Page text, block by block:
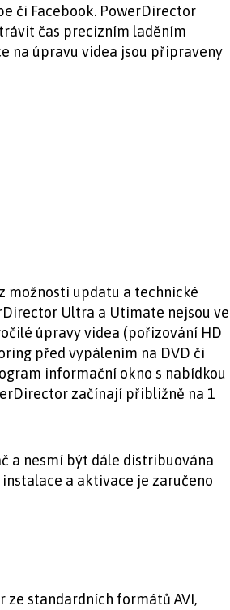
či Facebook. PowerDirector
čas precizním laděním
na úpravu videa jsou připraveny
možnosti updatu a technické
Ultra a Utimate nejsou ve
úpravy videa (pořizování HD
před vypálením na DVD či
informační okno s nabídkou
začínají přibližně na 1
a nesmí být dále distribuována
a aktivace je zaručeno
standardních formátů AVI,